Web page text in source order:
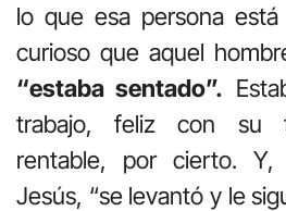
lo que esa persona está
curioso que aquel
“estaba sentado”.
trabajo, feliz con su
rentable, por cierto.
Jesús, “se levantó y le